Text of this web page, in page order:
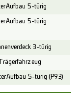
Aufbau 5-türig
Aufbau 5-türig
3-türig
Aufbau 5-türig (P93)